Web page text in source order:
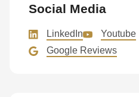
Social Media
LinkedIn
Youtube
Google Reviews